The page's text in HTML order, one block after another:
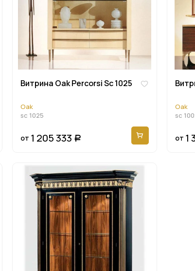
Витрина Oak Percorsi Sc 1025
Oak
sc 1025
от 1 205 333 Р
Oak
sc
от 1